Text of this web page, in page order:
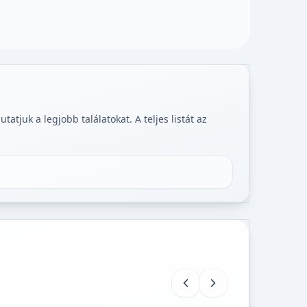
a legjobb találatokat. A teljes listát az